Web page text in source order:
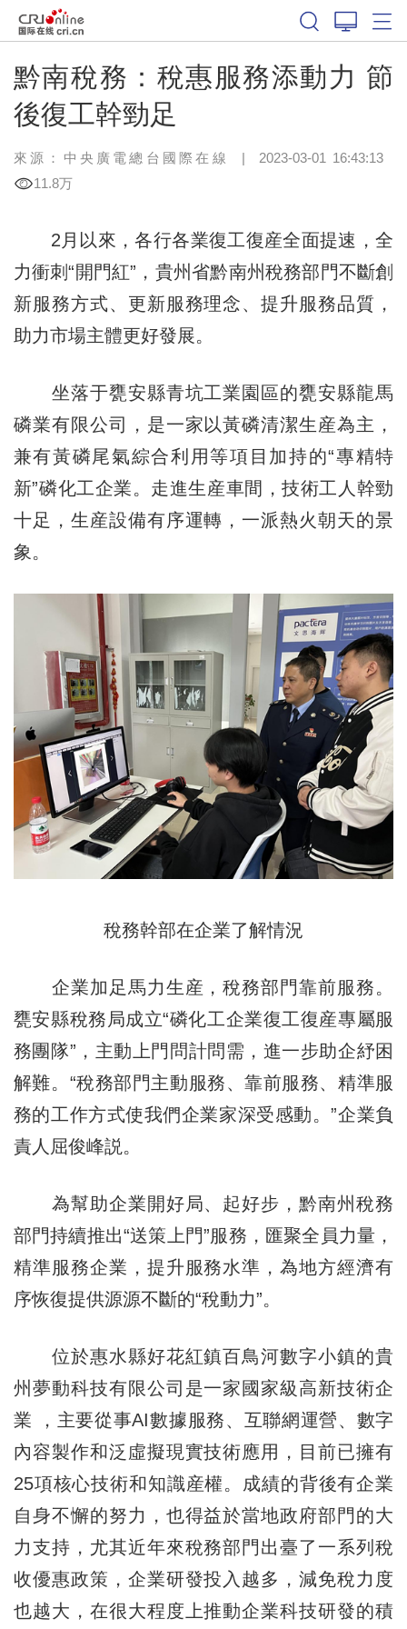
黔南稅務：稅惠服務添動力 節
後復工幹勁足
來源：中央廣電總台國際在線 | 2023-03-01 16:43:13
11.8万
2月以來，各行各業復工復産全面提速，全
力衝刺“開門紅”，貴州省黔南州稅務部門不斷創
新服務方式、更新服務理念、提升服務品質，
助力市場主體更好發展。
坐落于甕安縣青坑工業園區的甕安縣龍馬
磷業有限公司，是一家以黃磷清潔生産為主，
兼有黃磷尾氣綜合利用等項目加持的“專精特
新”磷化工企業。走進生産車間，技術工人幹勁
十足，生産設備有序運轉，一派熱火朝天的景
象。
稅務幹部在企業了解情況
企業加足馬力生産，稅務部門靠前服務。
甕安縣稅務局成立“磷化工企業復工復産專屬服
務團隊”，主動上門問計問需，進一步助企紓困
解難。“稅務部門主動服務、靠前服務、精準服
務的工作方式使我們企業家深受感動。”企業負
責人屈俊峰説。
為幫助企業開好局、起好步，黔南州稅務
部門持續推出“送策上門”服務，匯聚全員力量，
精準服務企業，提升服務水準，為地方經濟有
序恢復提供源源不斷的“稅動力”。
位於惠水縣好花紅鎮百鳥河數字小鎮的貴
州夢動科技有限公司是一家國家級高新技術企
業 ，主要從事AI數據服務、互聯網運營、數字
內容製作和泛虛擬現實技術應用，目前已擁有
25項核心技術和知識産權。成績的背後有企業
自身不懈的努力，也得益於當地政府部門的大
力支持，尤其近年來稅務部門出臺了一系列稅
收優惠政策，企業研發投入越多，減免稅力度
也越大，在很大程度上推動企業科技研發的積